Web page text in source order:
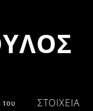
ΣΤΟΙΧΕΙΑ